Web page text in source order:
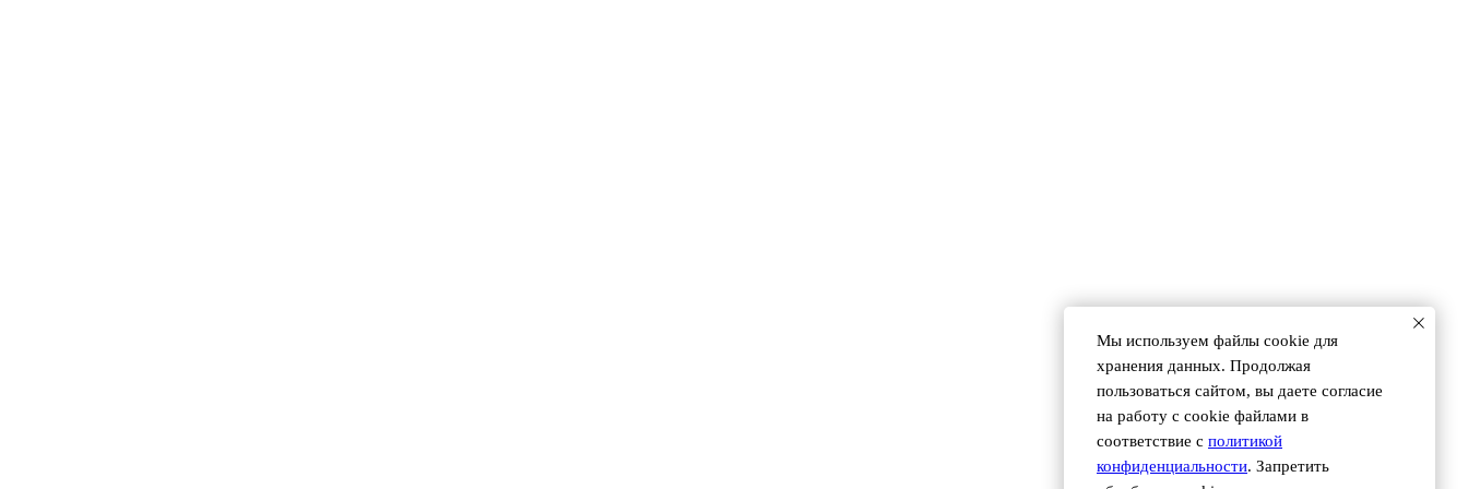
Согласие на обработку персональных данных
Мы используем файлы сookie для
хранения данных. Продолжая
пользоваться сайтом, вы даете согласие
на работу с cookie файлами в
соответствие с политикой
конфиденциальности. Запретить